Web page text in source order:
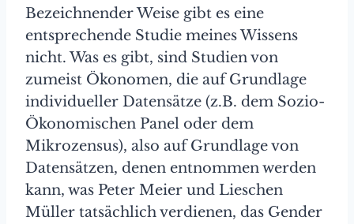
Bezeichnender Weise gibt es eine
entsprechende Studie meines Wissens
nicht. Was es gibt, sind Studien von
zumeist Ökonomen, die auf Grundlage
individueller Datensätze (z.B. dem Sozio-
Ökonomischen Panel oder dem
Mikrozensus), also auf Grundlage von
Datensätzen, denen entnommen werden
kann, was Peter Meier und Lieschen
Müller tatsächlich verdienen, das Gender